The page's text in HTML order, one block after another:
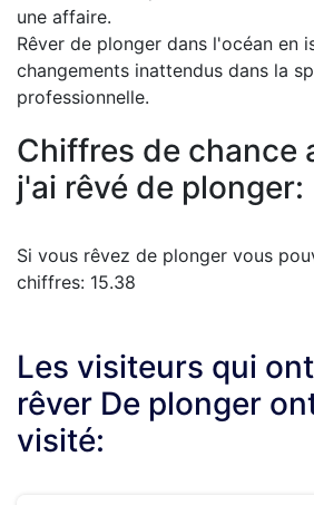
une affaire.
Rêver de plonger dans l'océan en
changements inattendus dans la
professionnelle.
Chiffres de chance
j'ai rêvé de plonger:
Si vous rêvez de plonger vous
chiffres: 15.38
Les visiteurs qui
rêver De plonger
visité: